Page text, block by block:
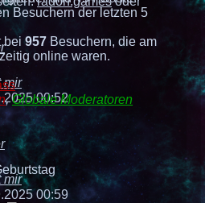
mir
00:52
mir
00:59
Besuchern der letzten 5
bei 957Besuchern, die am
online waren.
,Globale Moderatoren